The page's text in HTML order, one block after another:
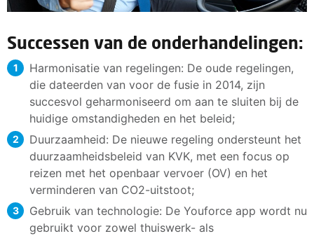
Successen van de onderhandelingen:
Harmonisatie van regelingen: De oude regelingen,
die dateerden van voor de fusie in 2014, zijn
succesvol geharmoniseerd om aan te sluiten bij de
huidige omstandigheden en het beleid;
Duurzaamheid: De nieuwe regeling ondersteunt het
duurzaamheidsbeleid van KVK, met een focus op
reizen met het openbaar vervoer (OV) en het
verminderen van CO2-uitstoot;
Gebruik van technologie: De Youforce app wordt nu
gebruikt voor zowel thuiswerk- als